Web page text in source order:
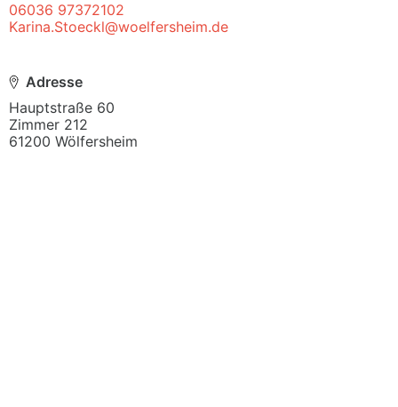
06036 97372102
Karina.Stoeckl@woelfersheim.de
Adresse
Hauptstraße 60
Zimmer 212
61200 Wölfersheim